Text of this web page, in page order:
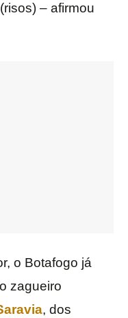
– afirmou
o Botafogo já
zagueiro
, dos